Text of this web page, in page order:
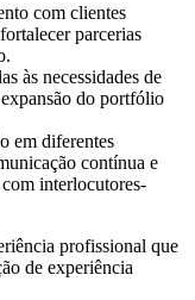
com clientes
parcerias
às necessidades de
do portfólio
em diferentes
contínua e
interlocutores-
profissional que
de experiência